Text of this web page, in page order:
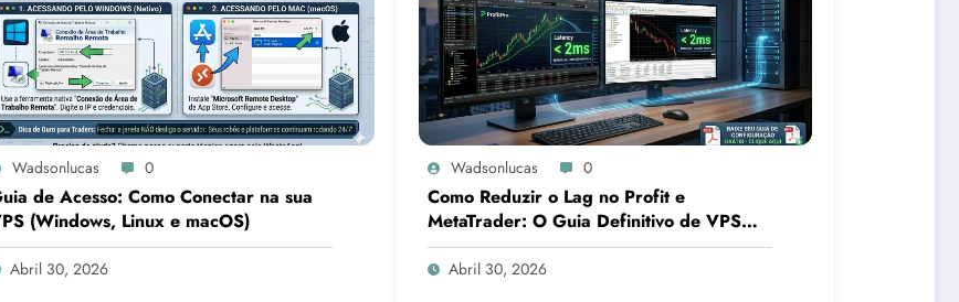
Wadsonlucas 0
de Acesso: Como Conectar na sua
(Windows, Linux e macOS)
Abril 30, 2026
Wadsonlucas 0
Como Reduzir o Lag no Profit e
MetaTrader: O Guia Definitivo de VPS
para B3
Abril 30, 2026